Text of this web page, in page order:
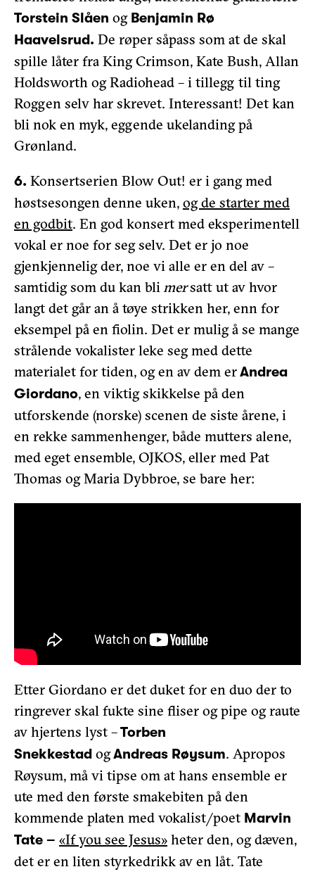
Torstein Slåen og Benjamin Rø
Haavelsrud. De røper såpass som at de skal
spille låter fra King Crimson, Kate Bush, Allan
Holdsworth og Radiohead – i tillegg til ting
Roggen selv har skrevet. Interessant! Det kan
bli nok en myk, eggende ukelanding på
Grønland.
6. Konsertserien Blow Out! er i gang med
høstsesongen denne uken, og de starter med
en godbit. En god konsert med eksperimentell
vokal er noe for seg selv. Det er jo noe
gjenkjennelig der, noe vi alle er en del av –
samtidig som du kan blimersatt ut av hvor
langt det går an å tøye strikken her, enn for
eksempel på en fiolin. Det er mulig å se mange
strålende vokalister leke seg med dette
materialet for tiden, og en av dem erAndrea
Giordano, en viktig skikkelse på den
utforskende (norske) scenen de siste årene, i
en rekke sammenhenger, både mutters alene,
med eget ensemble, OJKOS, eller med Pat
Thomas og Maria Dybbroe, se bare her:
Etter Giordano er det duket for en duo der to
ringrever skal fukte sine fliser og pipe og raute
av hjertens lyst –Torben
Snekkestad ogAndreas Røysum. Apropos
Røysum, må vi tipse om at hans ensemble er
ute med den første smakebiten på den
kommende platen med vokalist/poet Marvin
Tate – «If you see Jesus» heter den, og dæven,
det er en liten styrkedrikk av en låt. Tate